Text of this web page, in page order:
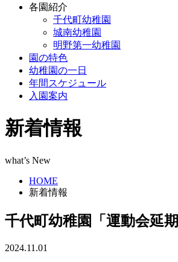
各園紹介
千代町幼稚園
城南幼稚園
明野第一幼稚園
園の特色
幼稚園の一日
年間スケジュール
入園案内
新着情報
what’s New
HOME
新着情報
千代町幼稚園「運動会延
2024.11.01